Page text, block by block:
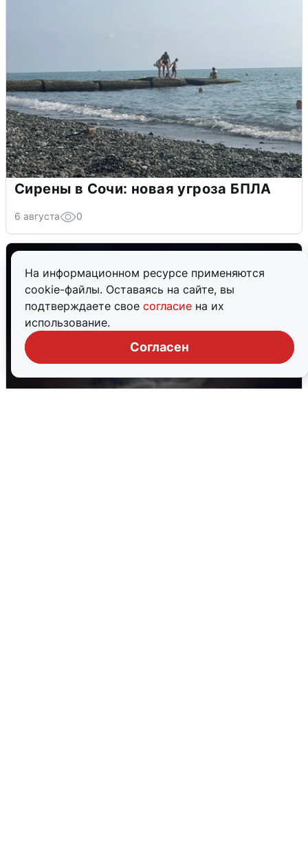
На информационном ресурсе применяются
cookie-файлы. Оставаясь на сайте, вы
подтверждаете свое согласие на их
использование.
Согласен
Сирены в Сочи: новая угроза БПЛА
6 августа 0